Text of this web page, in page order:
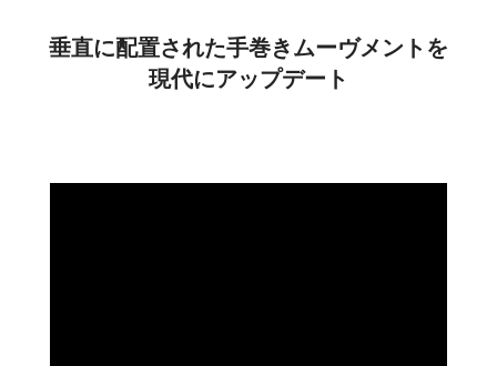
垂直に配置された手巻きムーヴメントを
現代にアップデート